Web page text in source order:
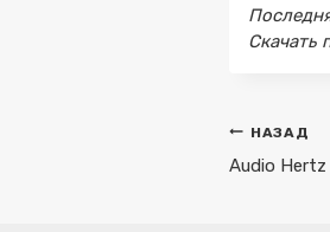
Скачать
по
НАЗАД
Audio Hertz